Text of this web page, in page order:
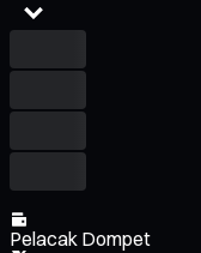
Pelacak Dompet